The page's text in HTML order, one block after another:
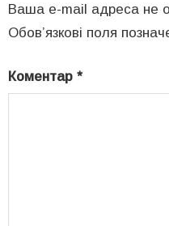
Ваша e-mail адреса не
Обов’язкові поля
Коментар *